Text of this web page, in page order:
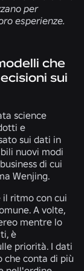
per
esperienze.
che
sui
science
e
sui dati in
nuovi modi
di cui
Wenjing.
il ritmo con cui
A volte,
mentre lo
è
priorità. I dati
che conta di più